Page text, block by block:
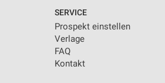
SERVICE
Prospekt einstellen
Verlage
FAQ
Kontakt